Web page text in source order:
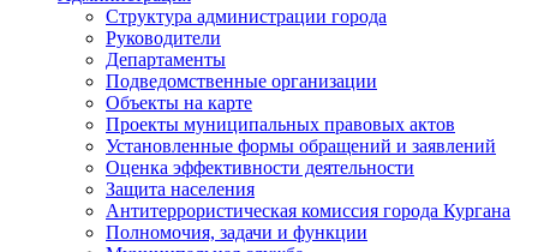
Структура администрации города
Руководители
Департаменты
Подведомственные организации
Объекты на карте
Проекты муниципальных правовых актов
Установленные формы обращений и заявлений
Оценка эффективности деятельности
Защита населения
Антитеррористическая комиссия города Кургана
Полномочия, задачи и функции